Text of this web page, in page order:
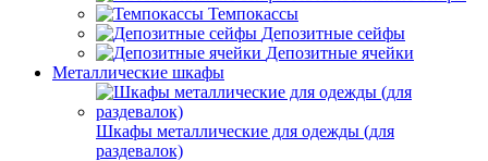
Темпокассы
Депозитные сейфы
Депозитные ячейки
Металлические шкафы
Шкафы металлические для одежды (для
раздевалок)